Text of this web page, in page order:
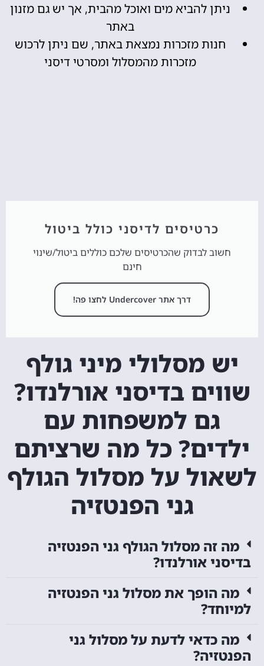
ניתן להביא מים ואוכל מהבית, אך יש גם מזנון
באתר
חנות מזכרות נמצאת באתר, שם ניתן לרכוש
מזכרות מהמסלול ומסרטי דיסני
כרטיסים לדיסני כולל ביטול
חשוב לבדוק שהכרטיסים שלכם כוללים ביטול/שינוי
חינם
דרך אתר Undercover לחצו פה!
יש מסלולי מיני גולף
שווים בדיסני אורלנדו?
גם למשפחות עם
ילדים? כל מה שרציתם
לשאול על מסלול הגולף
גני הפנטזיה
מה זה מסלול הגולף גני הפנטזיה
בדיסני אורלנדו?
מה הופך את מסלול גני הפנטזיה
למיוחד?
מה כדאי לדעת על מסלול גני
הפנטזיה?